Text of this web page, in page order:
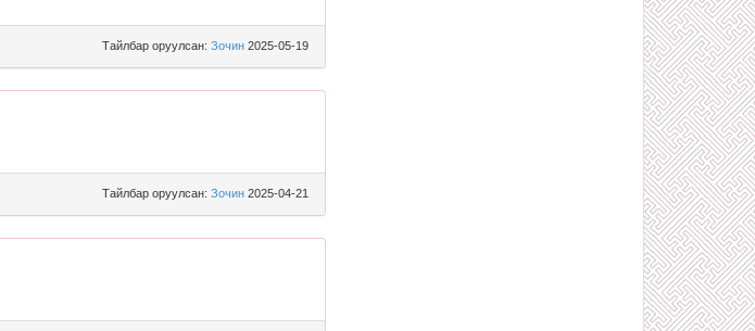
Тайлбар оруулсан: Зочин 2025-05-19
Тайлбар оруулсан: Зочин 2025-04-21